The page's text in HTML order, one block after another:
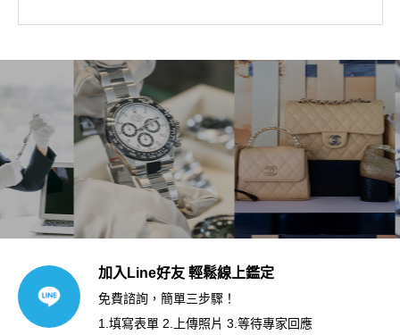
加入Line好友 輕鬆線上鑑定
免費諮詢，簡單三步驟！
1.填寫表單 2.上傳照片 3.等待專家回應